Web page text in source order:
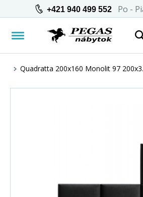
+421 940 499 552 Po -
Quadratta 200x160 Monolit 97